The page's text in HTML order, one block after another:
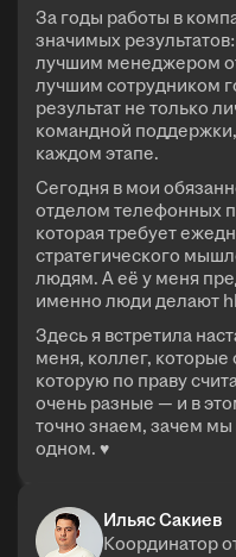
За годы работы в
значимых
лучшим менеджером
лучшим сотрудником
результат не только
командной
каждом этапе.
Сегодня в мои
отделом телефонных
которая требует
стратегического
людям. А её у меня
именно люди делают
Здесь я встретила
меня, коллег, которые
которую по праву
очень разные — и в
точно знаем, зачем
одном. ♥
Ильяс Сакиев
Координатор